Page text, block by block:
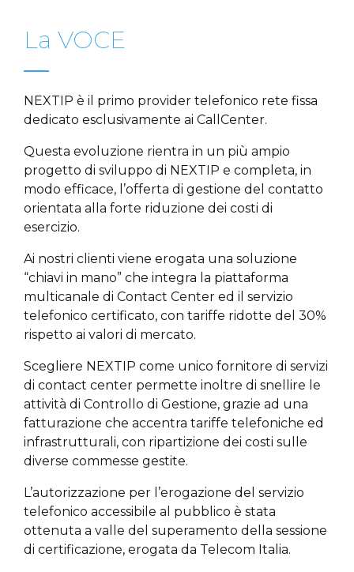
La VOCE
NEXTIP è il primo provider telefonico rete fissa
dedicato esclusivamente ai CallCenter.
Questa evoluzione rientra in un più ampio
progetto di sviluppo di NEXTIP e completa, in
modo efficace, l’offerta di gestione del contatto
orientata alla forte riduzione dei costi di
esercizio.
Ai nostri clienti viene erogata una soluzione
“chiavi in mano” che integra la piattaforma
multicanale di Contact Center ed il servizio
telefonico certificato, con tariffe ridotte del 30%
rispetto ai valori di mercato.
Scegliere NEXTIP come unico fornitore di servizi
di contact center permette inoltre di snellire le
attività di Controllo di Gestione, grazie ad una
fatturazione che accentra tariffe telefoniche ed
infrastrutturali, con ripartizione dei costi sulle
diverse commesse gestite.
L’autorizzazione per l’erogazione del servizio
telefonico accessibile al pubblico è stata
ottenuta a valle del superamento della sessione
di certificazione, erogata da Telecom Italia.